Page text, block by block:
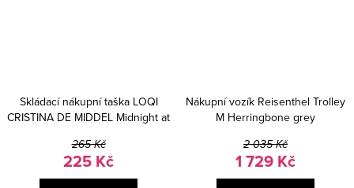
Skládací nákupní taška LOQI
CRISTINA DE MIDDEL Midnight at
265 Kč
225 Kč
Nákupní vozík Reisenthel Trolley
M Herringbone grey
2 035 Kč
1 729 Kč